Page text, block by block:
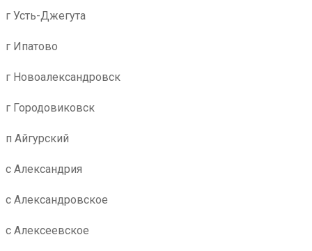
г Усть-Джегута
г Ипатово
г Новоалександровск
г Городовиковск
п Айгурский
с Александрия
с Александровское
с Алексеевское